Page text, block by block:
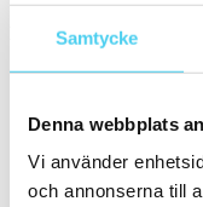
Samtycke
Denna webbplats
Vi använder
och annonserna till
Storlek
Filtrera efter storlek:
ca 10x(6)
ca 15x(12)